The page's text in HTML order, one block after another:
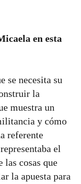
en esta
se necesita su
la
muestra un
y cómo
referente
el
las cosas que
la apuesta para